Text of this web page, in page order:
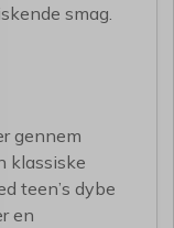
smag.
gennem
klassiske
teen’s dybe
en